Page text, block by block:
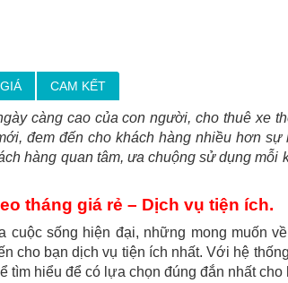
CAM KẾT
càng cao của con người, cho thuê xe
đem đến cho khách hàng nhiều hơn
hàng quan tâm, ưa chuộng sử dụng mỗi
tháng giá rẻ – Dịch vụ tiện ích.
cuộc sống hiện đại, những mong muốn
cho bạn dịch vụ tiện ích nhất. Với hệ
tìm hiểu để có lựa chọn đúng đắn nhất cho